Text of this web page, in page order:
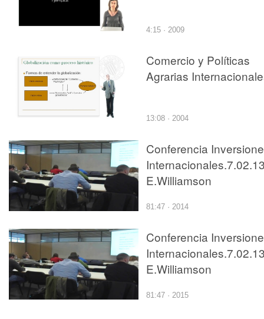
4:15 · 2009
Comercio y Políticas
Agrarias
13:08 · 2004
Conferencia
E.Williamson
81:47 · 2014
Conferencia
E.Williamson
81:47 · 2015